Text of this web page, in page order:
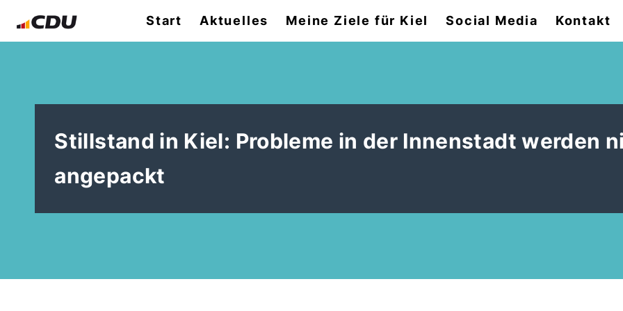
Start Aktuelles Meine Ziele für Kiel Social Media Kontakt
Stillstand in Kiel: Probleme in der Innenstadt werden
angepackt